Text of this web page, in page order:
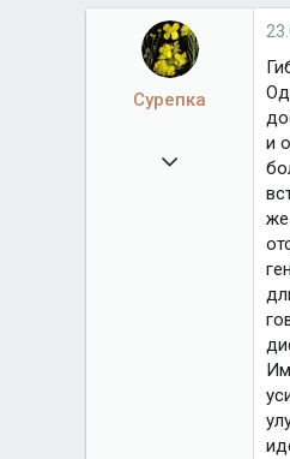
а
ч
а
л
Сурепка
09.02.2008
и
же